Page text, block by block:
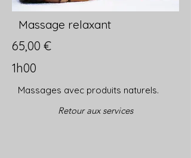
Massage relaxant
65,00 €
1h00
Massages avec produits naturels.
Retour aux services